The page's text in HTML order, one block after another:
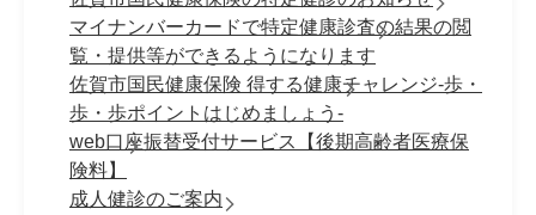
マイナンバーカードで特定健康診査の結果の閲
覧・提供等ができるようになります
佐賀市国民健康保険 得する健康チャレンジ-歩・
歩・歩ポイントはじめましょう-
web口座振替受付サービス【後期高齢者医療保
険料】
成人健診のご案内